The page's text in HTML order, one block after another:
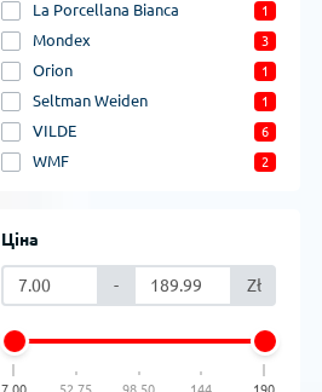
La Porcellana Bianca 1
Mondex 3
Orion 1
Seltman Weiden 1
VILDE 6
WMF 2
Ціна
- Zł